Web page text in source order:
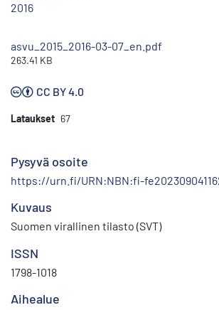
2016
asvu_2015_2016-03-07_en.pdf
263.41 KB
CC BY 4.0
Lataukset 67
Pysyvä osoite
https://urn.fi/URN:NBN:fi-
Kuvaus
Suomen virallinen tilasto (SVT)
ISSN
1798-1018
Aihealue